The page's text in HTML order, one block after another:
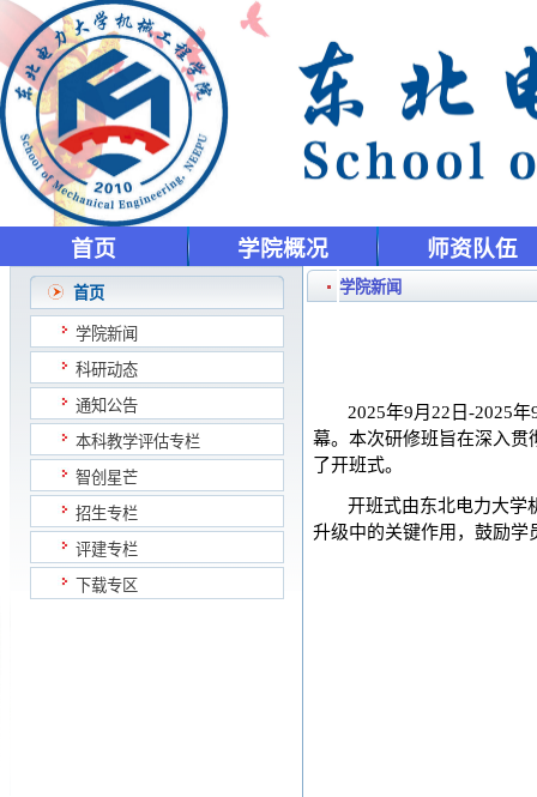
首页 学院概况 师资队伍
首页
学院新闻
科研动态
通知公告
本科教学评估专栏
智创星芒
招生专栏
评建专栏
下载专区
学院新闻
2025年9月 22 日-2025年
幕。本次研修班旨在深入贯
了开班式。
开班式由东北电力大学
升级中的关键作用，鼓励学